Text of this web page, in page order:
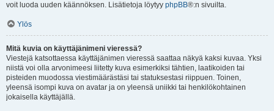
voit luoda uuden käännöksen. Lisätietoja löytyy phpBB®:n sivuilta.
Ylös
Mitä kuvia on käyttäjänimeni vieressä?
Viestejä katsottaessa käyttäjänimen vieressä saattaa näkyä kaksi kuvaa. Yksi
niistä voi olla arvonimeesi liitetty kuva esimerkiksi tähtien, laatikoiden tai
pisteiden muodossa viestimäärästäsi tai statuksestasi riippuen. Toinen,
yleensä isompi kuva on avatar ja on yleensä uniikki tai henkilökohtainen
jokaisella käyttäjällä.